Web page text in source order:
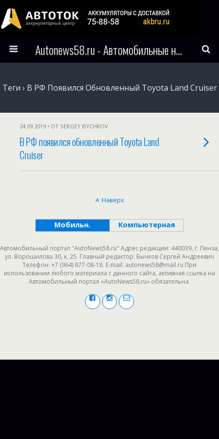
Autonews58.ru - Автомобильные новости Пензы и всего мира
Теги › В РФ Появился Обновленный Toyota Land Cruiser
24.09.2019 • ОТ SERGEY BYCHKOV
В РФ появился обновленный Toyota Land
Cruiser
Наверх
Мобильн. Компьютерная
Автомобильный портал "AutoNews58.ru" Адрес редакции: 440039, г. Пенза,
ул. Ворошилова 30, к. 25. Главный редактор: Бычков Сергей Андреевич
Телефон: +7 (964) 877-08-18. E-mail: autonews58@mail.ru При
использовании любого материала с данного сайта, активная ссылка на
Автомобильный портал «AutoNews58.ru» обязательна.